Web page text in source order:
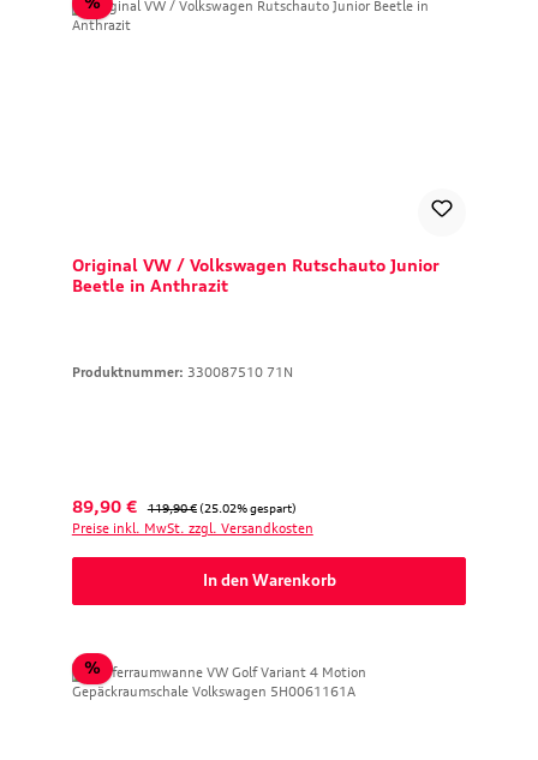
Original VW / Volkswagen Rutschauto Junior
Beetle in Anthrazit
Produktnummer: 330087510 71N
Verkaufspreis:
89,90 € Regulärer Preis:
119,90 € (25.02% gespart)
Preise inkl. MwSt. zzgl. Versandkosten
In den Warenkorb
%Rabatt